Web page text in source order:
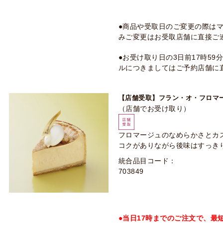
●商品や受取日のご変更の際は
みご変更はお受取店舗に直接ご
●お受け取り日の3日前17時59
ルにつきましてはご予約店舗に
【店舗受取】フラン・オ・フロマ
（店舗でお受け取り）
フロマージュのなめらかさと
コクがありながら後味はすっき
統合品目コード：
703849
●当日17時までのご注文で、最